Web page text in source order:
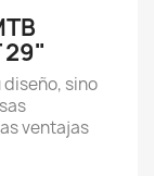
29"
sino
ventajas